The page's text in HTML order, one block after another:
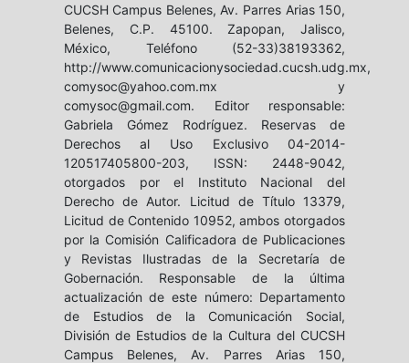
CUCSH Campus Belenes, Av. Parres Arias 150,
Belenes, C.P. 45100. Zapopan, Jalisco,
México, Teléfono (52-33)38193362,
http://www.comunicacionysociedad.cucsh.udg.mx,
comysoc@yahoo.com.mx y
comysoc@gmail.com. Editor responsable:
Gabriela Gómez Rodríguez. Reservas de
Derechos al Uso Exclusivo 04-2014-
120517405800-203, ISSN: 2448-9042,
otorgados por el Instituto Nacional del
Derecho de Autor. Licitud de Título 13379,
Licitud de Contenido 10952, ambos otorgados
por la Comisión Calificadora de Publicaciones
y Revistas Ilustradas de la Secretaría de
Gobernación. Responsable de la última
actualización de este número: Departamento
de Estudios de la Comunicación Social,
División de Estudios de la Cultura del CUCSH
Campus Belenes, Av. Parres Arias 150,